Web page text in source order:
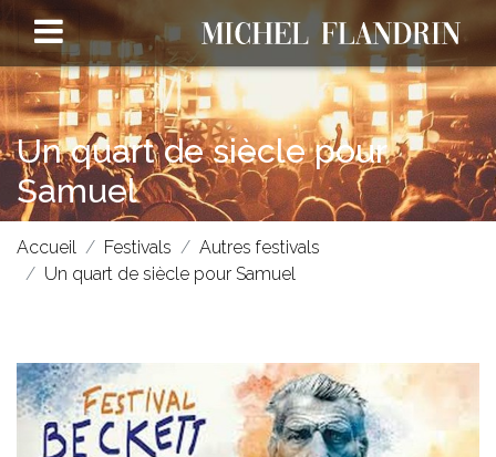
Un quart de siècle pour
Samuel
Accueil Festivals
Autres festivals
Un quart de siècle pour Samuel